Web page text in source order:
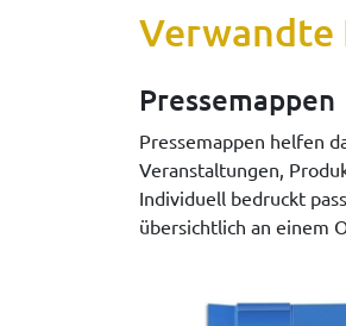
Verwandte
Pressemappen
Pressemappen helfen
Veranstaltungen,
Individuell bedruckt
übersichtlich an einem